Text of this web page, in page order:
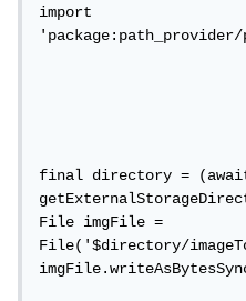
import
final directory =
File imgFile =
File('$directory/